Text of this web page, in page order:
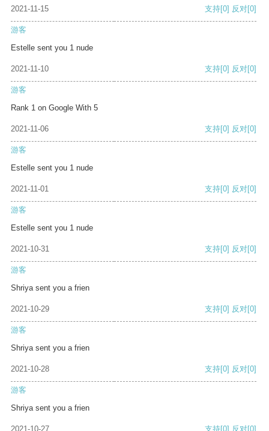
2021-11-15 支持[0] 反对[0]
游客
Estelle sent you 1 nude
2021-11-10 支持[0] 反对[0]
游客
Rank 1 on Google With 5
2021-11-06 支持[0] 反对[0]
游客
Estelle sent you 1 nude
2021-11-01 支持[0] 反对[0]
游客
Estelle sent you 1 nude
2021-10-31 支持[0] 反对[0]
游客
Shriya sent you a frien
2021-10-29 支持[0] 反对[0]
游客
Shriya sent you a frien
2021-10-28 支持[0] 反对[0]
游客
Shriya sent you a frien
2021-10-27 支持[0] 反对[0]